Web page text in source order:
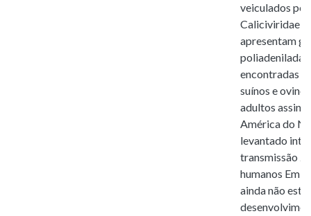
veiculados
Caliciviridae
apresentam
poliadenilada
encontradas
suínos e
adultos
América do
levantado
transmissão
humanos
ainda não